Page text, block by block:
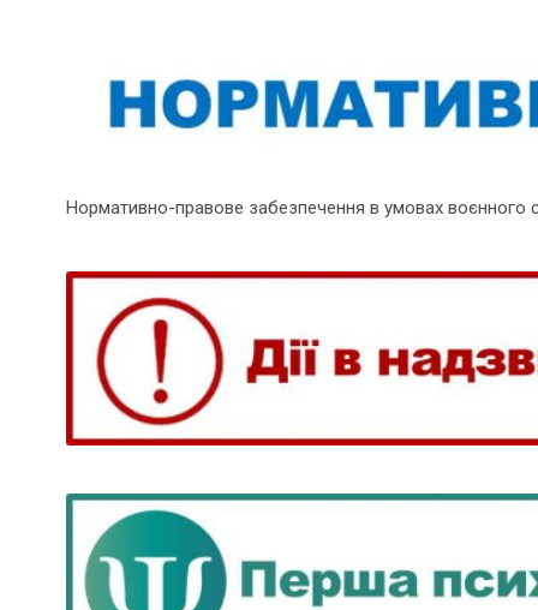
Нормативно-правове забезпечення в умовах воєнного